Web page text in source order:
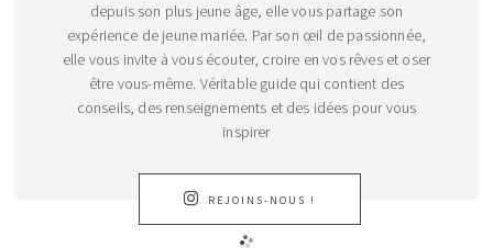
depuis son plus jeune âge, elle vous partage son
expérience de jeune mariée. Par son œil de passionnée,
elle vous invite à vous écouter, croire en vos rêves et oser
être vous-même. Véritable guide qui contient des
conseils, des renseignements et des idées pour vous
inspirer
REJOINS-NOUS !